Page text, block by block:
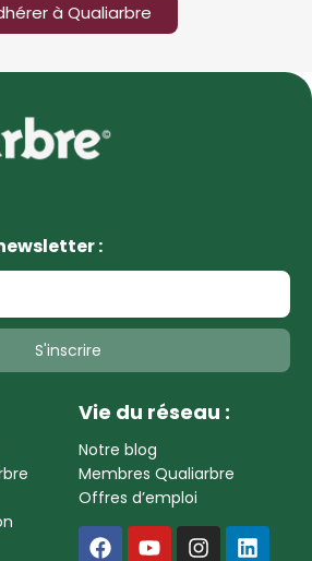
à Qualiarbre
:
S'inscrire
Vie du réseau :
Notre blog
Membres Qualiarbre
Offres d’emploi